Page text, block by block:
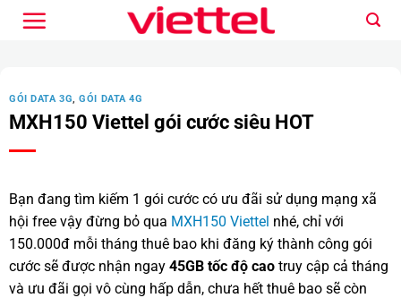
qua
GÓI DATA 3G,GÓI DATA 4G
MXH150 Viettel gói cước siêu HOT
Bạn đang tìm kiếm 1 gói cước có ưu đãi sử dụng mạng xã
hội free vậy đừng bỏ qua MXH150 Viettel nhé, chỉ với
150.000đ mỗi tháng thuê bao khi đăng ký thành công gói
cước sẽ được nhận ngay 45GB tốc độ cao truy cập cả tháng
và ưu đãi gọi vô cùng hấp dẫn, chưa hết thuê bao sẽ còn